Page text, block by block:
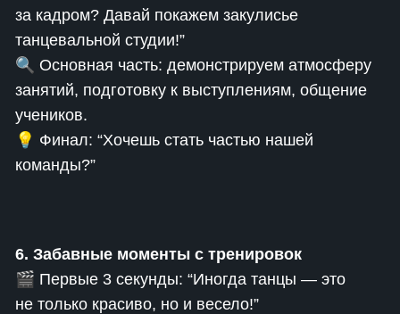
за кадром? Давай покажем закулисье
танцевальной студии!”
🔍 Основная часть: демонстрируем атмосферу
занятий, подготовку к выступлениям, общение
учеников.
💡 Финал: “Хочешь стать частью нашей
команды?”
6. Забавные моменты с тренировок
🎬 Первые 3 секунды: “Иногда танцы — это
не только красиво, но и весело!”